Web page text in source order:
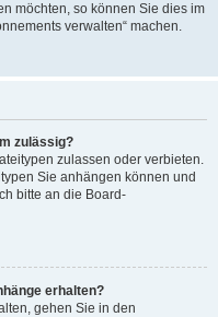
möchten, so können Sie dies im
verwalten“ machen.
zulässig?
zulassen oder verbieten.
Sie anhängen können und
bitte an die Board-
erhalten?
gehen Sie in den